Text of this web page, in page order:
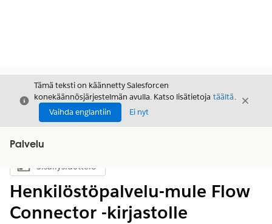
Sulje
Tämä teksti on käännetty Salesforcen
konekäännösjärjestelmän avulla. Katso lisätietoja täältä.
Vaihda englantiin
Ei nyt
Sulje
Palvelu
Näytä sisällysluettelo
Sisällysluettelo
Henkilöstöpalvelu-mule Flow
Connector -kirjastolle